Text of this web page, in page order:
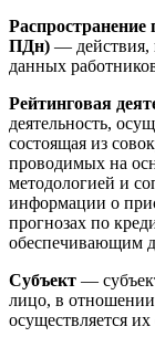
ПДн) — действия,
данных
Рейтинговая
деятельность,
состоящая из
проводимых на
методологией и
информации о
прогнозах по
обеспечивающим
Субъект —
лицо, в
осуществляется их